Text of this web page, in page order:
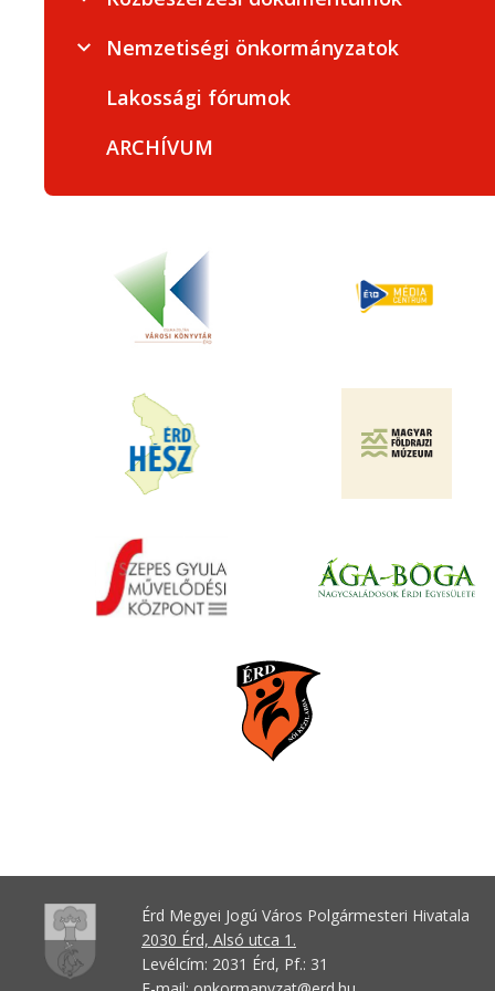
Nemzetiségi önkormányzatok
Lakossági fórumok
ARCHÍVUM
Érd Megyei Jogú Város Polgármesteri Hivatala
2030 Érd, Alsó utca 1.
Levélcím: 2031 Érd, Pf.: 31